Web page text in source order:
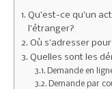
Qu’est-ce qu’un
l’étranger?
Où s’adresser
Quelles sont les
Demande en
Demande par